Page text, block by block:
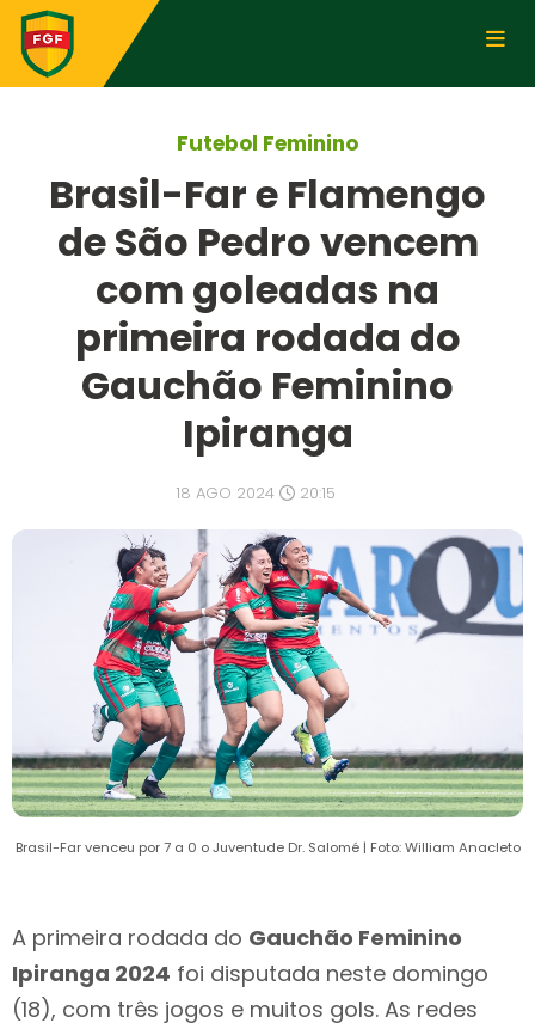
Futebol Feminino
Brasil-Far e Flamengo
de São Pedro vencem
com goleadas na
primeira rodada do
Gauchão Feminino
Ipiranga
18 AGO 2024 20:15
Brasil-Far venceu por 7 a 0 o Juventude Dr. Salomé | Foto: William Anacleto
A primeira rodada do Gauchão Feminino
Ipiranga 2024 foi disputada neste domingo
(18), com três jogos e muitos gols. As redes